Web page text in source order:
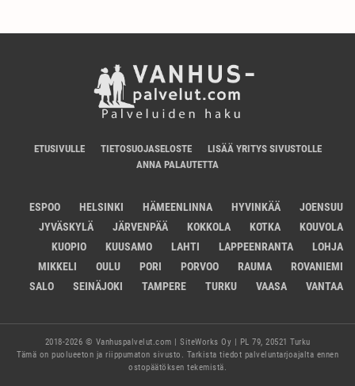
ETUSIVULLE TIETOSUOJASELOSTE
LISÄÄ YRITYS SIVUSTOLLE
ANNA PALAUTETTA
ESPOO HELSINKI HÄMEENLINNA HYVINKÄÄ
JOENSUU
JYVÄSKYLÄ
JÄRVENPÄÄ KOKKOLA KOTKA
KOUVOLA
KUOPIO
KUUSAMO LAHTI LAPPEENRANTA
LOHJA
MIKKELI
OULU PORI PORVOO RAUMA
ROVANIEMI
SALO
SEINÄJOKI TAMPERE TURKU VAASA VANTAA
2018-2026 © Vanhuspalvelut.com | SiteWorks Oy | PL 79, 20521 Turku
Tämä on puolueeton ja riippumaton sivusto. Tarkista tiedot palveluntarjoajalta ennen
ostopäätöksen tekemistä.